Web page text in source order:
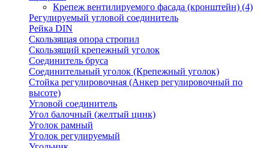
Крепеж вентилируемого фасада (кронштейн) (4)
Регулируемый угловой соединитель
Рейка DIN
Скользящая опора стропил
Скользящий крепежный уголок
Соединитель бруса
Соединительный уголок (Крепежный уголок)
Стойка регулировочная (Анкер регулировочный по
высоте)
Угловой соединитель
Угол балочный (желтый цинк)
Уголок рамный
Уголок регулируемый